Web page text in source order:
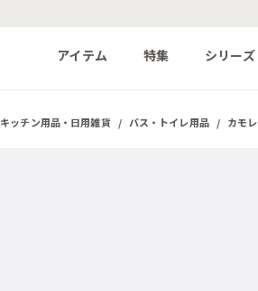
アイテム 特集 シリーズ
キッチン用品・日用雑貨 / バス・トイレ用品 / カモ